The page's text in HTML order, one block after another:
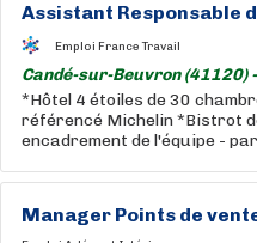
Assistant Responsable
Emploi France Travail
Candé-sur-Beuvron (41120)
*Hôtel 4 étoiles de 30
référencé Michelin *Bistrot
encadrement de l'équipe -
Manager Points de